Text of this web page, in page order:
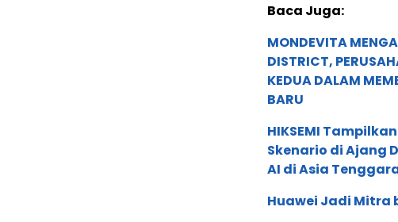
Baca Juga:
MONDEVITA
DISTRICT,
KEDUA DALAM
BARU
HIKSEMI
Skenario di Ajang
AI di Asia
Huawei Jadi Mitra